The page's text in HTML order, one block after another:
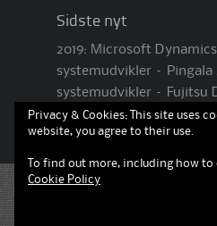
Sidste nyt
2019: Microsoft
systemudvikler – Pingala
systemudvikler – Fujitsu
Senior Systemudvikler –
Privacy & Cookies: This site uses
website, you agree to their use.
To find out more, including how
Cookie Policy